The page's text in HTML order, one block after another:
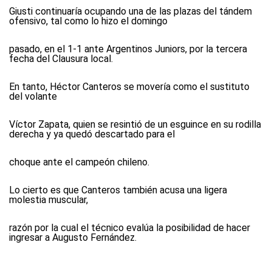
Giusti continuaría ocupando una de las plazas del tándem
ofensivo, tal como lo hizo el domingo
pasado, en el 1-1 ante Argentinos Juniors, por la tercera
fecha del Clausura local.
En tanto, Héctor Canteros se movería como el sustituto
del volante
Víctor Zapata, quien se resintió de un esguince en su rodilla
derecha y ya quedó descartado para el
choque ante el campeón chileno.
Lo cierto es que Canteros también acusa una ligera
molestia muscular,
razón por la cual el técnico evalúa la posibilidad de hacer
ingresar a Augusto Fernández.